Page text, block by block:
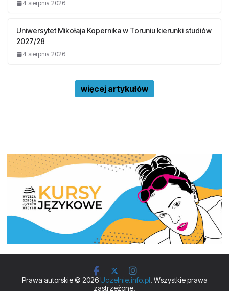
4 sierpnia 2026
Uniwersytet Mikołaja Kopernika w Toruniu kierunki studiów
2027/28
4 sierpnia 2026
więcej artykułów
Prawa autorskie © 2026 Uczelnie.info.pl. Wszystkie prawa
zastrzeżone.